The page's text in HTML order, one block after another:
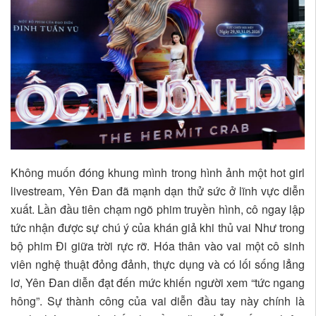
Không muốn đóng khung mình trong hình ảnh một hot girl
livestream, Yên Đan đã mạnh dạn thử sức ở lĩnh vực diễn
xuất. Lần đầu tiên chạm ngõ phim truyền hình, cô ngay lập
tức nhận được sự chú ý của khán giả khi thủ vai Như trong
bộ phim Đi giữa trời rực rỡ. Hóa thân vào vai một cô sinh
viên nghệ thuật đỏng đảnh, thực dụng và có lối sống lẳng
lơ, Yên Đan diễn đạt đến mức khiến người xem “tức ngang
hông”. Sự thành công của vai diễn đầu tay này chính là